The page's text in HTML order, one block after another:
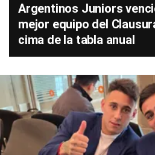
Argentinos Juniors
mejor equipo del
cima de la tabla anual